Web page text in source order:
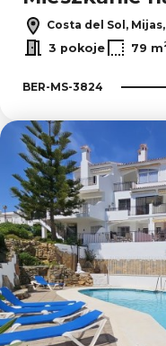
Costa del Sol,
3 pokoje
79 m
BER-MS-3824